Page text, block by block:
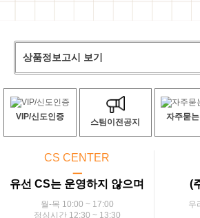
상품정보고시 보기
VIP/신도인증
스팀이전공지
자주묻
CS CENTER
ㅡ
유선 CS는 운영하지 않으며
월-목 10:00 ~ 17:00
점심시간 12:30 ~ 13:30
(
우